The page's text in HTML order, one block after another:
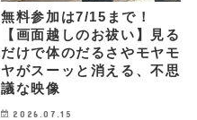
無料参加は7/15まで！
【画面越しのお祓い】見る
だけで体のだるさやモヤモ
ヤがスーッと消える、不思
議な映像
2026.07.15